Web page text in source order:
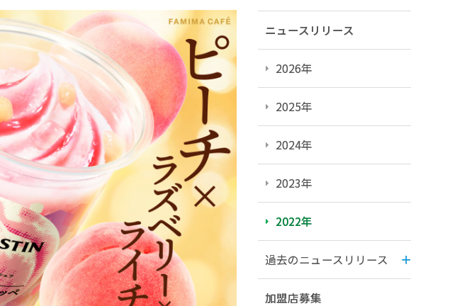
ニュースリリース
2026年
2025年
2024年
2023年
2022年
過去のニュースリリース
加盟店募集